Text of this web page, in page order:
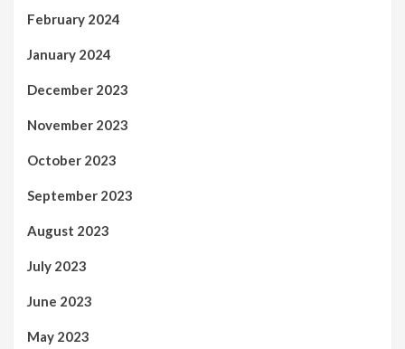
February 2024
January 2024
December 2023
November 2023
October 2023
September 2023
August 2023
July 2023
June 2023
May 2023